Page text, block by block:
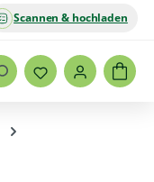
Scannen & hochladen